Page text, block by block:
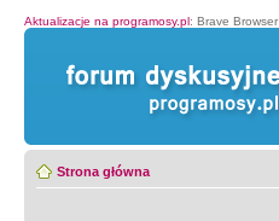
Aktualizacje na programosy.pl: Brave Browser
Strona główna